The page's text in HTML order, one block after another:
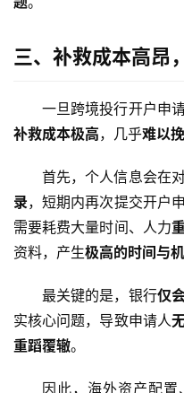
三、补救成本高昂
一旦跨境投行开户申
补救成本极高，几乎难以
首先，个人信息会在
录，短期内再次提交开户
需要耗费大量时间、人力
资料，产生极高的时间与
最关键的是，银行仅
实核心问题，导致申请人
重蹈覆辙。
因此，海外资产配